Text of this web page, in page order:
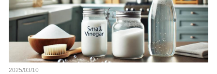
2025/03/10